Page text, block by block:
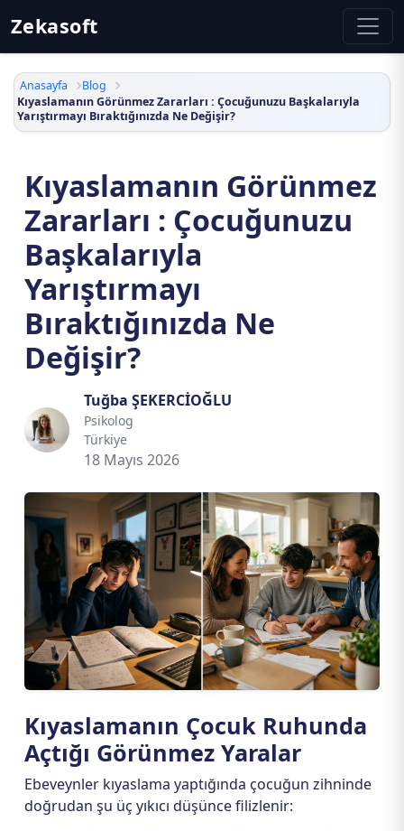
Zekasoft
Anasayfa
Blog
Kıyaslamanın Görünmez Zararları : Çocuğunuzu Başkalarıyla
Yarıştırmayı Bıraktığınızda Ne Değişir?
Kıyaslamanın Görünmez
Zararları : Çocuğunuzu
Başkalarıyla
Yarıştırmayı
Bıraktığınızda Ne
Değişir?
Tuğba ŞEKERCİOĞLU
Psikolog
Türkiye
18 Mayıs 2026
Kıyaslamanın Çocuk Ruhunda
Açtığı Görünmez Yaralar
Ebeveynler kıyaslama yaptığında çocuğun zihninde
doğrudan şu üç yıkıcı düşünce filizlenir: